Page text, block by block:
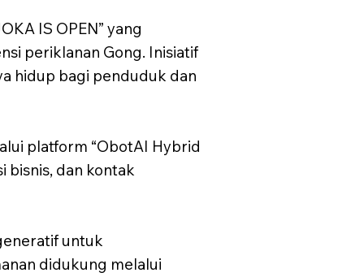
IS OPEN” yang
periklanan Gong. Inisiatif
hidup bagi penduduk dan
platform “ObotAI Hybrid
bisnis, dan kontak
untuk
didukung melalui